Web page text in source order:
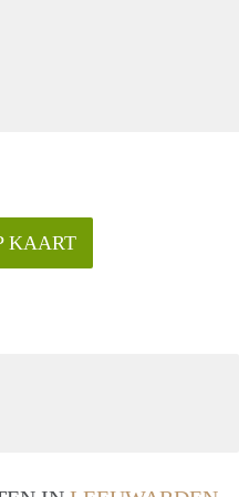
KAART